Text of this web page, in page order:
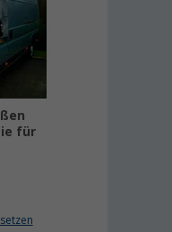
für